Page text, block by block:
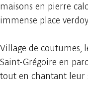
maisons en pierre
immense place
Village de coutumes,
Saint-Grégoire en
tout en chantant leur